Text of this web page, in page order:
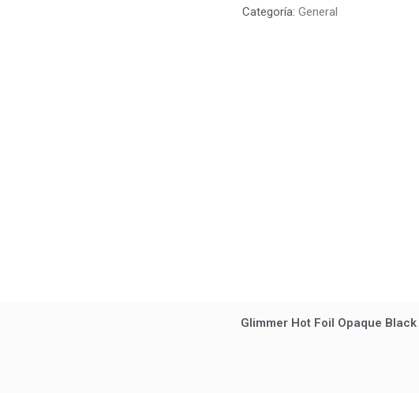
Categoría: General
Glimmer Hot Foil Opaque